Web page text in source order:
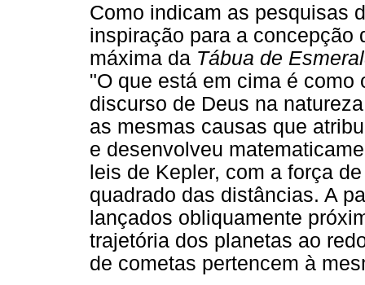
Como indicam as pesquisas
inspiração para a concepção
máxima da Tábua de
"O que está em cima é
discurso de Deus na
as mesmas causas que
e desenvolveu
leis de Kepler, com a força
quadrado das distâncias. A
lançados obliquamente
trajetória dos planetas ao
de cometas pertencem à